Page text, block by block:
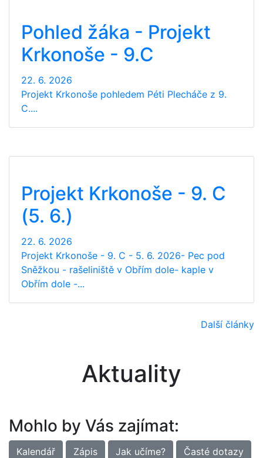
Pohled žáka - Projekt
Krkonoše - 9.C
22. 6. 2026
Projekt Krkonoše pohledem Péti Plecháče z 9.
C....
Projekt Krkonoše - 9. C
(5. 6.)
22. 6. 2026
Projekt Krkonoše - 9. C - 5. 6. 2026- Pec pod
Sněžkou - rašeliniště v Obřím dole- kaple v
Obřím dole -...
Další články
Aktuality
Mohlo by Vás zajímat:
Kalendář Zápis Jak učíme? Časté dotazy